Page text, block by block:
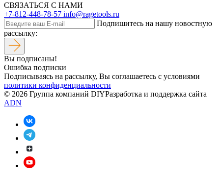
СВЯЗАТЬСЯ С НАМИ
+7-812-448-78-57 info@ragetools.ru
Подпишитесь на нашу новостную
рассылку:
Вы подписаны!
Ошибка подписки
Подписываясь на рассылку, Вы соглашаетесь c условиями
политики конфиденциальности
© 2026 Группа компаний DIYРазработка и поддержка сайта
ADN